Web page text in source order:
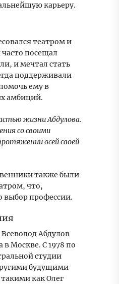
карьеру.
театром и
посещал
и мечтал стать
поддерживали
ему в
амбиций.
жизни Абдулова.
со своими
всей своей
также были
что,
выбор профессии.
Абдулов
в Москве. С 1978 по
студии
будущими
как Олег